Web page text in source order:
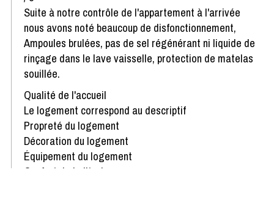
Suite à notre contrôle de l'appartement à l'arrivée
nous avons noté beaucoup de disfonctionnement,
Ampoules brulées, pas de sel régénérant ni liquide de
rinçage dans le lave vaisselle, protection de matelas
souillée.
Qualité de l'accueil
Le logement correspond au descriptif
Propreté du logement
Décoration du logement
Équipement du logement
Confort de la literie